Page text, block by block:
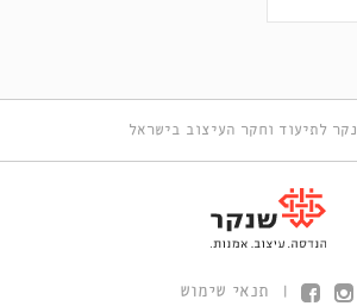
לתיעוד וחקר העיצוב בישראל
תנאי שימוש